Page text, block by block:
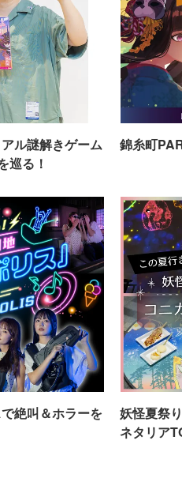
ル謎解きゲーム
巡る！
錦糸町
絶叫＆ホラーを
妖怪夏祭
ネタリア